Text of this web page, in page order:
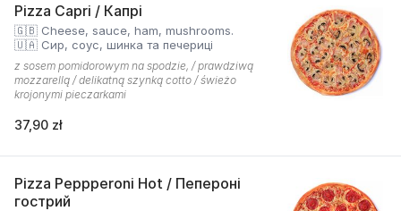
Pizza Capri / Капрі
🇬🇧 Cheese, sauce, ham, mushrooms.
🇺🇦 Сир, соус, шинка та печериці
z sosem pomidorowym na spodzie, / prawdziwą
mozzarellą / delikatną szynką cotto / świeżo
krojonymi pieczarkami
37,90 zł
Pizza Peppperoni Hot / Пепероні
гострий